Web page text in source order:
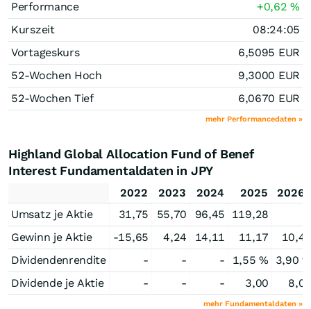
Performance +0,62%
Kurszeit
08:24:05
Vortageskurs
6,5095 EUR
52-Wochen Hoch
9,3000 EUR
52-Wochen Tief
6,0670 EUR
mehr Performancedaten »
Highland Global Allocation Fund of Benef
Interest Fundamentaldaten in JPY
2022 2023 2024 2025
2026e
Umsatz je Aktie
31,75 55,70 96,45 119,28
Gewinn je Aktie
-15,65 4,24 14,11 11,17
10,44
Dividendenrendite
- - - 1,55 %
3,90 %
Dividende je Aktie
- - - 3,00 8,00
mehr Fundamentaldaten »